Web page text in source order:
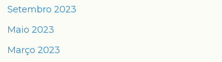
Setembro 2023
Maio 2023
Março 2023